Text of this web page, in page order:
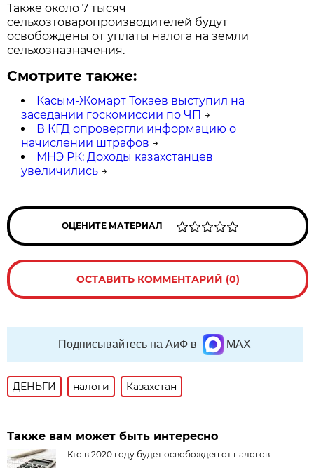
Также около 7 тысяч
сельхозтоваропроизводителей будут
освобождены от уплаты налога на земли
сельхозназначения.
Смотрите также:
Касым-Жомарт Токаев выступил на
заседании госкомиссии по ЧП →
В КГД опровергли информацию о
начислении штрафов →
МНЭ РК: Доходы казахстанцев
увеличились →
ОЦЕНИТЕ МАТЕРИАЛ
ОСТАВИТЬ КОММЕНТАРИЙ (0)
Подписывайтесь на АиФ в MAX
ДЕНЬГИ налоги Казахстан
Также вам может быть интересно
Кто в 2020 году будет освобожден от налогов